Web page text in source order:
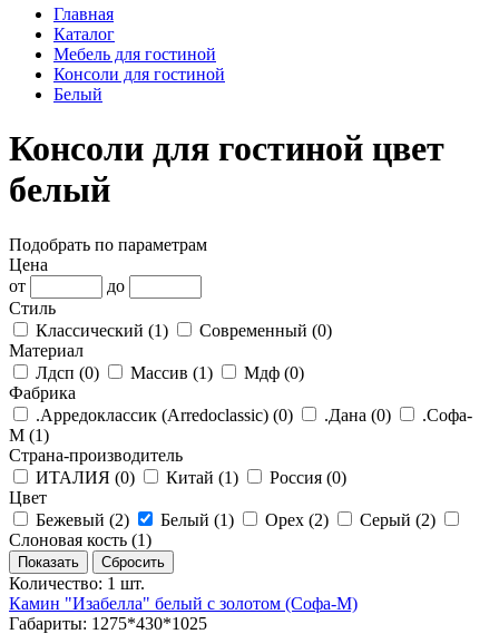
Главная
Каталог
Мебель для гостиной
Консоли для гостиной
Белый
Консоли для гостиной цвет
белый
Подобрать по параметрам
Цена
от
до
Стиль
Классический (1) Современный (0)
Материал
Лдсп (0) Массив (1) Мдф (0)
Фабрика
.Арредоклассик (Arredoclassic) (0) .Дана (0)
.Софа-
М (1)
Страна-производитель
ИТАЛИЯ (0) Китай (1) Россия (0)
Цвет
Бежевый (2) Белый (1) Орех (2) Серый (2)
Слоновая кость (1)
Количество: 1 шт.
Камин "Изабелла" белый с золотом (Софа-М)
Габариты: 1275*430*1025